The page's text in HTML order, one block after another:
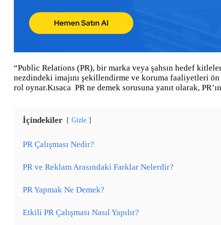
“Public Relations (PR), bir marka veya şahsın hedef
nezdindeki imajını şekillendirme ve koruma faaliyetleri
rol oynar.Kısaca PR ne demek sorusuna yanıt olarak,
İçindekiler Gizle
PR Çalışması Nedir?
PR ve Reklam Arasındaki Farklar Nelerdir?
PR Yapmak Ne Demek?
Etkili PR Çalışması Nasıl Yapılır?